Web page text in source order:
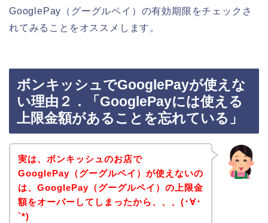
GooglePay（グーグルペイ）の有効期限をチェックさ
れてみることをオススメします。
ボンキッシュでGooglePayが使えな
い理由２．「GooglePayには使える
上限金額があることを忘れている」
実は、ボンキッシュのお店で
GooglePay（グーグルペイ）が使えないの
は、GooglePay（グーグルペイ）の上限金
額をオーバーしてしまったから、、、(･∀･
`*)